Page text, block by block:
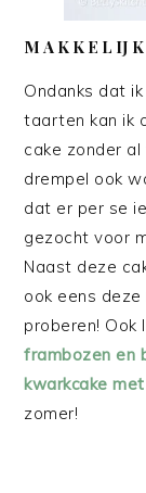
Ondanks dat
taarten kan ik
cake zonder al
drempel ook
dat er per se
gezocht voor
Naast deze
ook eens deze
proberen! Ook
frambozen en
kwarkcake
zomer!